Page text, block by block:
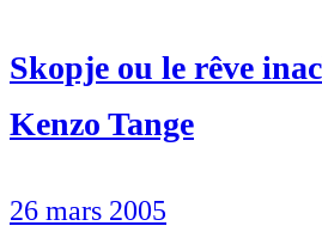
Skopje ou le rêve
Kenzo Tange
26 mars 2005